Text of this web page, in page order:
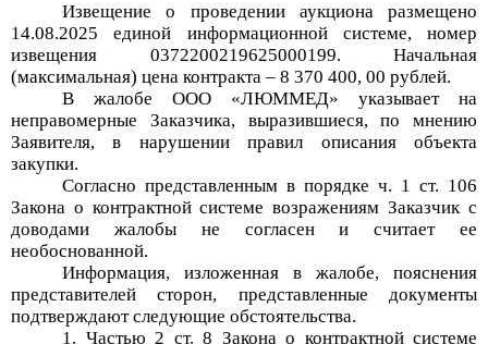
Извещение о проведении аукционаразмещено
14.08.2025 единой информационной системе, номер
извещения 0372200219625000199. Начальная
(максимальная) цена контракта – 8 370 400, 00 рублей.
В жалобеООО «ЛЮММЕД»
указывает на
неправомерные Заказчика, выразившиеся, по мнению
Заявителя, в
нарушении правил описания объекта
закупки.
Согласно представленным в порядке ч. 1 ст. 106
Закона о контрактной системе возражениям Заказчик с
доводами жалобы не согласен и считает ее
необоснованной.
Информация, изложенная в жалобе, пояснения
представителей сторон, представленные документы
подтверждают следующие обстоятельства.
1. Частью 2 ст. 8 Закона о контрактной системе